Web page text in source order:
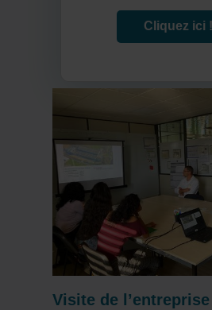
Cliquez ici !
Visite de